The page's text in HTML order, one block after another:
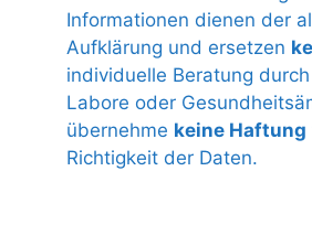
Informationen dienen der
Aufklärung und ersetzen
individuelle Beratung
Labore oder
übernehme keine Haftung
Richtigkeit der Daten.